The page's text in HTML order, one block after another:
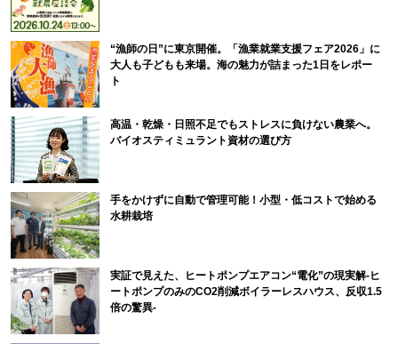
“漁師の日”に東京開催。「漁業就業支援フェア2026」に
大人も子どもも来場。海の魅力が詰まった1日をレポー
ト
高温・乾燥・日照不足でもストレスに負けない農業へ。
バイオスティミュラント資材の選び方
手をかけずに自動で管理可能！小型・低コストで始める
水耕栽培
実証で見えた、ヒートポンプエアコン“電化”の現実解-ヒ
ートポンプのみのCO2削減ボイラーレスハウス、反収1.5
倍の驚異-